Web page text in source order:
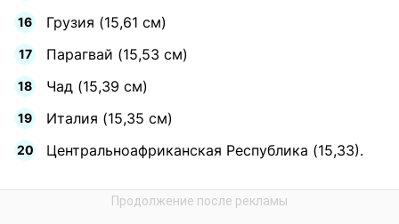
Грузия (15,61 см)
Парагвай (15,53 см)
Чад (15,39 см)
Италия (15,35 см)
Центральноафриканская Республика (15,33).